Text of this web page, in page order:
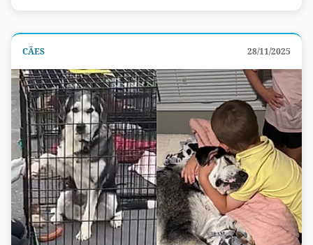
CÃES 28/11/2025